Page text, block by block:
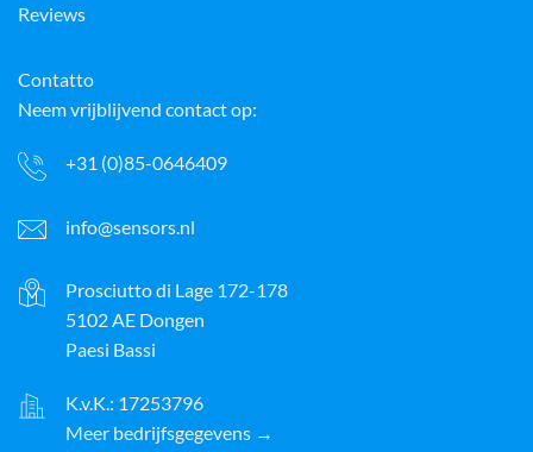
Reviews
Contatto
Neem vrijblijvend contact op:
+31 (0)85-0646409
info@sensors.nl
Prosciutto di Lage 172-178
5102 AE Dongen
Paesi Bassi
K.v.K.: 17253796
Meer bedrijfsgegevens →